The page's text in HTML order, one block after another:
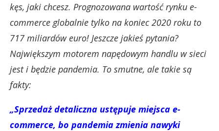
kęs, jaki chcesz. Prognozowana wartość rynku e-
commerce globalnie tylko na koniec 2020 roku to
717 miliardów euro! Jeszcze jakieś pytania?
Największym motorem napędowym handlu w sieci
jest i będzie pandemia. To smutne, ale takie są
fakty:
„Sprzedaż detaliczna ustępuje miejsca e-
commerce, bo pandemia zmienia nawyki